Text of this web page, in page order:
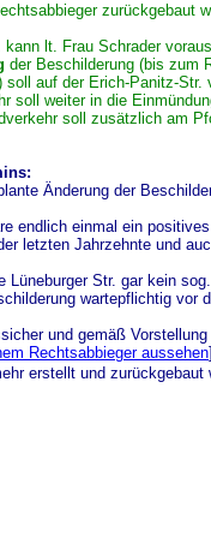
zurückgebaut
lt. Frau Schrader
der Beschilderung (bis zum
auf der Erich-Panitz-
soll weiter in die
soll zusätzlich am
Änderung der
endlich einmal ein
letzten Jahrzehnte und
Str. gar kein
wartepflichtig vor
und gemäß
Rechtsabbieger aussehen]
erstellt und zurückgebaut